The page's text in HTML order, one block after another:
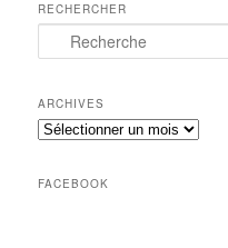
RECHERCHER
e
h
e
r
h
ARCHIVES
Archives
FACEBOOK